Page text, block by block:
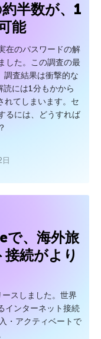
半数が、1
能
在のパスワードの解
した。この調査の最
調査結果は衝撃的な
読には1分もかから
れてしまいます。セ
るには、どうすれば
で、海外旅
続がより
スしました。世界
インターネット接続
・アクティベートで